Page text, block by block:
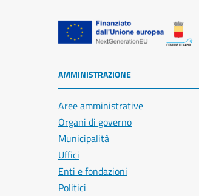
AMMINISTRAZIONE
Aree amministrative
Organi di governo
Municipalità
Uffici
Enti e fondazioni
Politici